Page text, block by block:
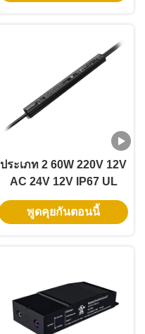
ประเภท 2 60W 220V 12V
AC 24V 12V IP67 UL
Triac Phase Cut
Dimming LED Pool
พูดคุยกันตอนนี้